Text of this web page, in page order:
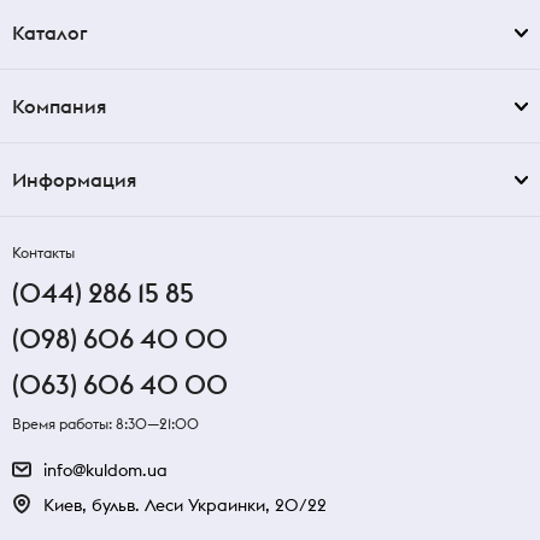
Каталог
Компания
Информация
Контакты
(044) 286 15 85
(098) 606 40 00
(063) 606 40 00
Время работы: 8:30—21:00
info@kuldom.ua
Киев, бульв. Леси Украинки, 20/22